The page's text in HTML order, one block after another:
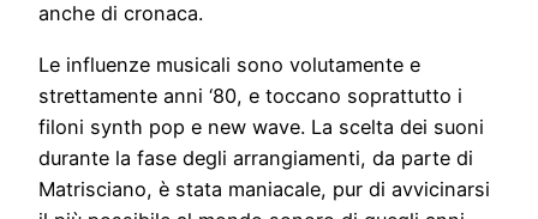
anche di cronaca.
Le influenze musicali sono volutamente e
strettamente anni ‘80, e toccano soprattutto i
filoni synth pop e new wave. La scelta dei suoni
durante la fase degli arrangiamenti, da parte di
Matrisciano, è stata maniacale, pur di avvicinarsi